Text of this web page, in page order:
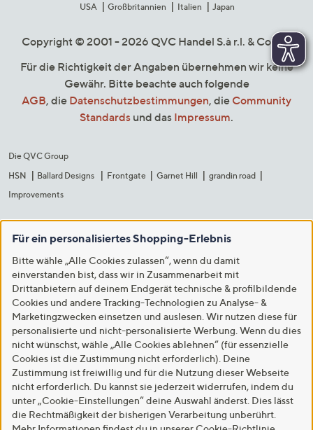
USA
Großbritannien Italien Japan
Copyright © 2001 - 2026 QVC Handel S.à r.l. & Co. KG
Für die Richtigkeit der Angaben übernehmen wir keine
Gewähr. Bitte beachte auch folgende
AGB, die Datenschutzbestimmungen, die Community
Standards und das Impressum.
Die QVC Group
HSN
Ballard Designs Frontgate Garnet Hill
grandin road
Improvements
Für ein personalisiertes Shopping-Erlebnis
Bitte wähle „Alle Cookies zulassen“, wenn du damit
einverstanden bist, dass wir in Zusammenarbeit mit
Drittanbietern auf deinem Endgerät technische & profilbildende
Cookies und andere Tracking-Technologien zu Analyse- &
Marketingzwecken einsetzen und auslesen. Wir nutzen diese für
personalisierte und nicht-personalisierte Werbung. Wenn du dies
nicht wünschst, wähle „Alle Cookies ablehnen“ (für essenzielle
Cookies ist die Zustimmung nicht erforderlich). Deine
Zustimmung ist freiwillig und für die Nutzung dieser Webseite
nicht erforderlich. Du kannst sie jederzeit widerrufen, indem du
unter „Cookie-Einstellungen“ deine Auswahl änderst. Dies lässt
die Rechtmäßigkeit der bisherigen Verarbeitung unberührt.